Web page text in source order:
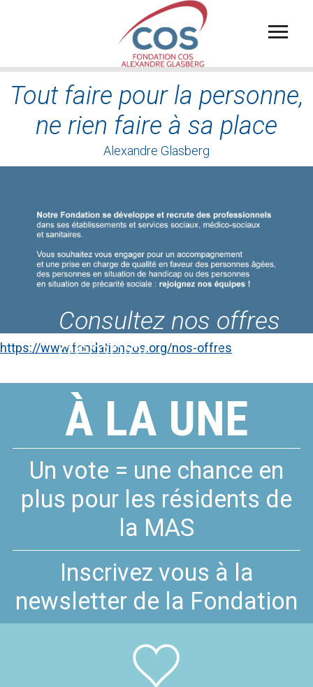
principal
Tout faire pour la personne,
ne rien faire à sa place
Alexandre Glasberg
https://www.fondationcos.org/nos-offres
Consultez nos offres
d'emploi
Le Fablab du COS
CRPF
À LA UNE
Un vote = une chance en
plus pour les résidents de
la MAS
Inscrivez vous à la
newsletter de la Fondation